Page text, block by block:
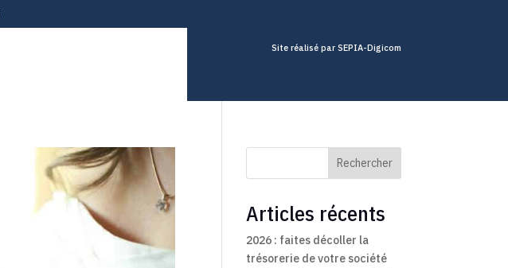
Site réalisé par SEPIA-Digicom
Rechercher
Articles récents
2026 : faites décoller la
trésorerie de votre société